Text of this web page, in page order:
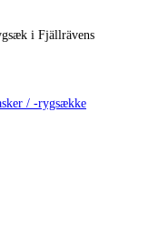
i Fjällrävens